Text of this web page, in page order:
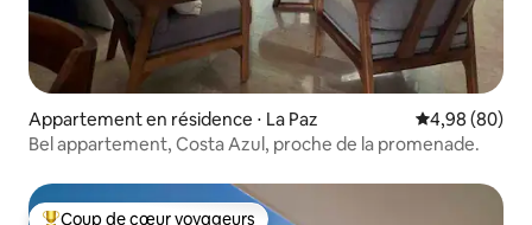
Appartement en résidence ⋅ La Paz Évaluation
4,98 (80)
Bel appartement, Costa Azul, proche de la promenade.
Coup de cœur voyageurs